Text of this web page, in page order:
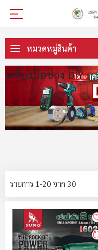
ไป
ที่
เนื้อหา
หมวดหมู่สินค้า
เครื่องมือช่าง DIY
รายการ 1-20 จาก 30